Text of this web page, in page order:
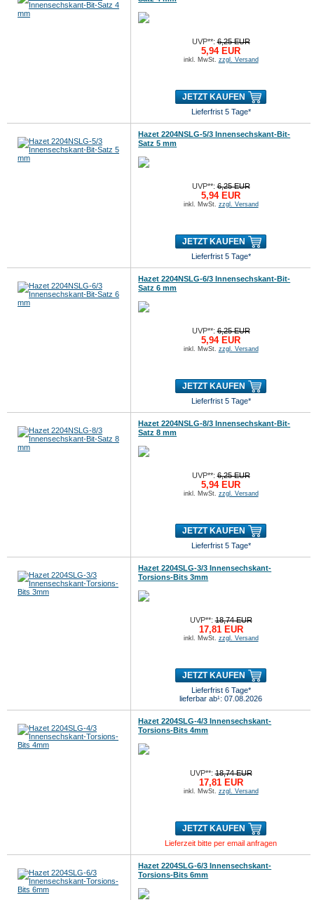
UVP**:6,25 EUR
5,94 EUR
inkl. MwSt. zzgl. Versand
JETZT KAUFEN
Lieferfrist 5 Tage*
Hazet 2204NSLG-5/3 Innensechskant-Bit-
Satz 5 mm
UVP**:6,25 EUR
5,94 EUR
inkl. MwSt. zzgl. Versand
JETZT KAUFEN
Lieferfrist 5 Tage*
Hazet 2204NSLG-6/3 Innensechskant-Bit-
Satz 6 mm
UVP**:6,25 EUR
5,94 EUR
inkl. MwSt. zzgl. Versand
JETZT KAUFEN
Lieferfrist 5 Tage*
Hazet 2204NSLG-8/3 Innensechskant-Bit-
Satz 8 mm
UVP**:6,25 EUR
5,94 EUR
inkl. MwSt. zzgl. Versand
JETZT KAUFEN
Lieferfrist 5 Tage*
Hazet 2204SLG-3/3 Innensechskant-
Torsions-Bits 3mm
UVP**:18,74 EUR
17,81 EUR
inkl. MwSt. zzgl. Versand
JETZT KAUFEN
Lieferfrist 6 Tage*
lieferbar ab¹: 07.08.2026
Hazet 2204SLG-4/3 Innensechskant-
Torsions-Bits 4mm
UVP**:18,74 EUR
17,81 EUR
inkl. MwSt. zzgl. Versand
JETZT KAUFEN
Lieferzeit bitte per email anfragen
Hazet 2204SLG-6/3 Innensechskant-
Torsions-Bits 6mm